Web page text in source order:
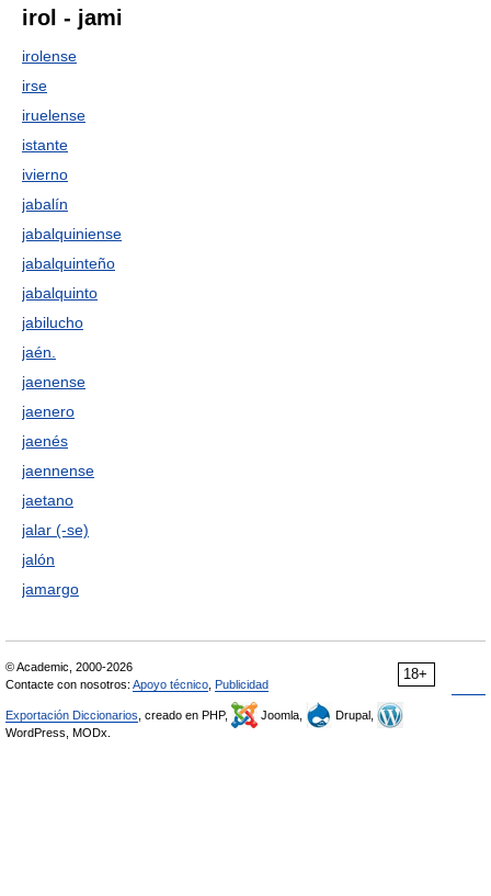
irol - jami
irolense
irse
iruelense
istante
ivierno
jabalín
jabalquiniense
jabalquinteño
jabalquinto
jabilucho
jaén.
jaenense
jaenero
jaenés
jaennense
jaetano
jalar (-se)
jalón
jamargo
18+
© Academic, 2000-2026
Contacte con nosotros: Apoyo técnico Publicidad
Exportación Diccionarios , creado en PHP, Joomla,
Drupal,
WordPress, MODx.